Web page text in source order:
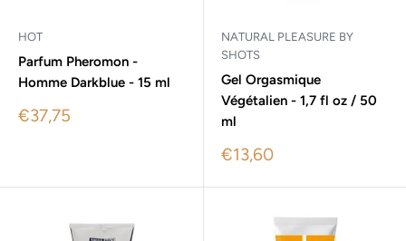
HOT
Parfum Pheromon -
Homme Darkblue - 15 ml
Sale
€37,75
NATURAL PLEASURE BY
SHOTS
Gel Orgasmique
Végétalien - 1,7 fl oz / 50
ml
Sale
€13,60